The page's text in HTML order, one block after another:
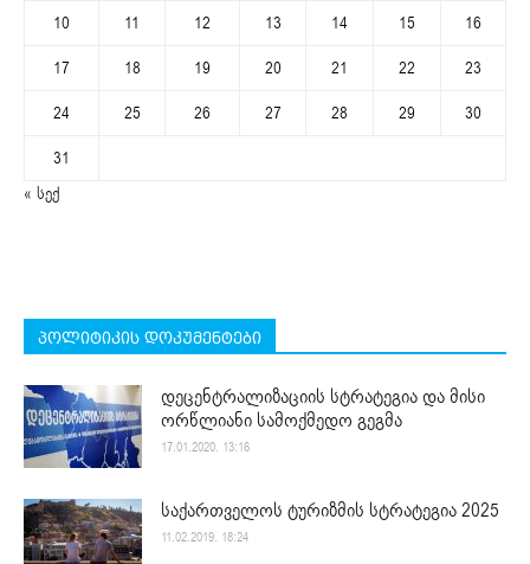
10
11 12 13 14 15
16
17
18 19 20 21 22
23
24
25 26 27 28 29
30
31
« სექ
პოლიტიკის დოკუმენტები
დეცენტრალიზაციის სტრატეგია და მისი
ორწლიანი სამოქმედო გეგმა
17.01.2020. 13:16
საქართველოს ტურიზმის სტრატეგია 2025
11.02.2019. 18:24